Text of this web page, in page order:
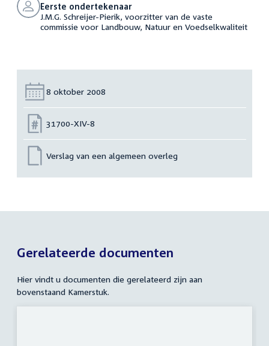
Eerste ondertekenaar
J.M.G. Schreijer-Pierik, voorzitter van de vaste
commissie voor Landbouw, Natuur en Voedselkwaliteit
Datum:
8 oktober 2008
Nummer:
31700-XIV-8
Verslag van een algemeen overleg
Gerelateerde documenten
Hier vindt u documenten die gerelateerd zijn aan
bovenstaand Kamerstuk.